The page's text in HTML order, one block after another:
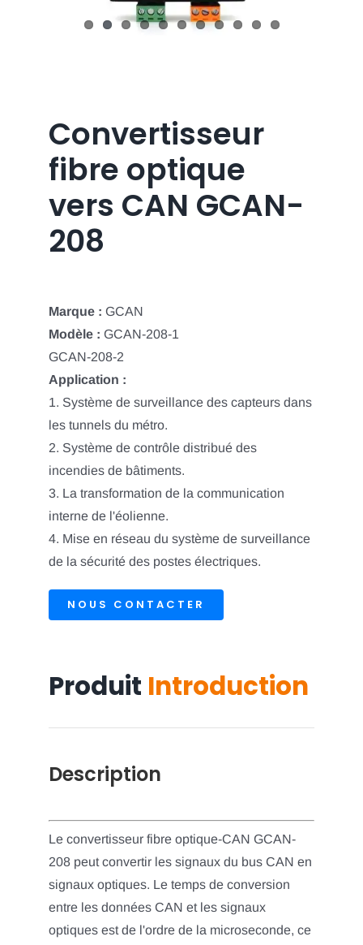
Convertisseur
fibre optique
vers CAN GCAN-
208
Marque : GCAN
Modèle : GCAN-208-1
GCAN-208-2
Application :
1. Système de surveillance des capteurs dans
les tunnels du métro.
2. Système de contrôle distribué des
incendies de bâtiments.
3. La transformation de la communication
interne de l'éolienne.
4. Mise en réseau du système de surveillance
de la sécurité des postes électriques.
NOUS CONTACTER
Produit Introduction
Description
Le convertisseur fibre optique-CAN GCAN-
208 peut convertir les signaux du bus CAN en
signaux optiques. Le temps de conversion
entre les données CAN et les signaux
optiques est de l'ordre de la microseconde, ce